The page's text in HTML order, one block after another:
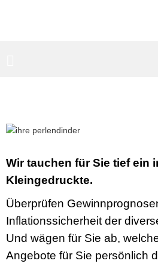
Wir tauchen für Sie tief ein
Kleingedruckte.
Überprüfen
Inflationssicherheit der
Und wägen für Sie ab,
Angebote für Sie persönlich